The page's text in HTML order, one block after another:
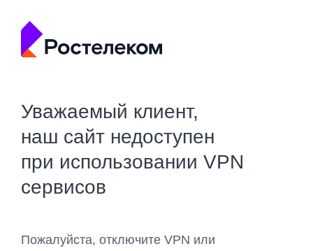
Уважаемый клиент,
наш сайт недоступен
при использовании VPN
сервисов
Пожалуйста, отключите VPN или